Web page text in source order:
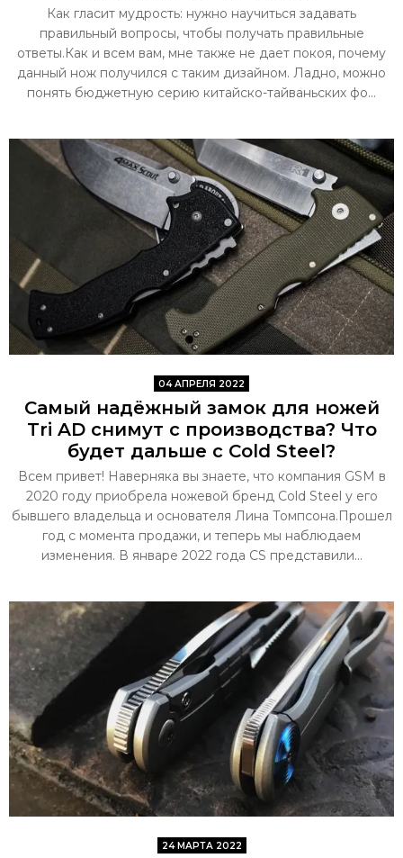
Как гласит мудрость: нужно научиться задавать
правильный вопросы, чтобы получать правильные
ответы.Как и всем вам, мне также не дает покоя, почему
данный нож получился с таким дизайном. Ладно, можно
понять бюджетную серию китайско-тайваньских фо...
04 АПРЕЛЯ 2022
Самый надёжный замок для ножей
Tri AD снимут с производства? Что
будет дальше с Cold Steel?
Всем привет! Наверняка вы знаете, что компания GSM в
2020 году приобрела ножевой бренд Cold Steel у его
бывшего владельца и основателя Лина Томпсона.Прошел
год с момента продажи, и теперь мы наблюдаем
изменения. В январе 2022 года CS представили...
24 МАРТА 2022